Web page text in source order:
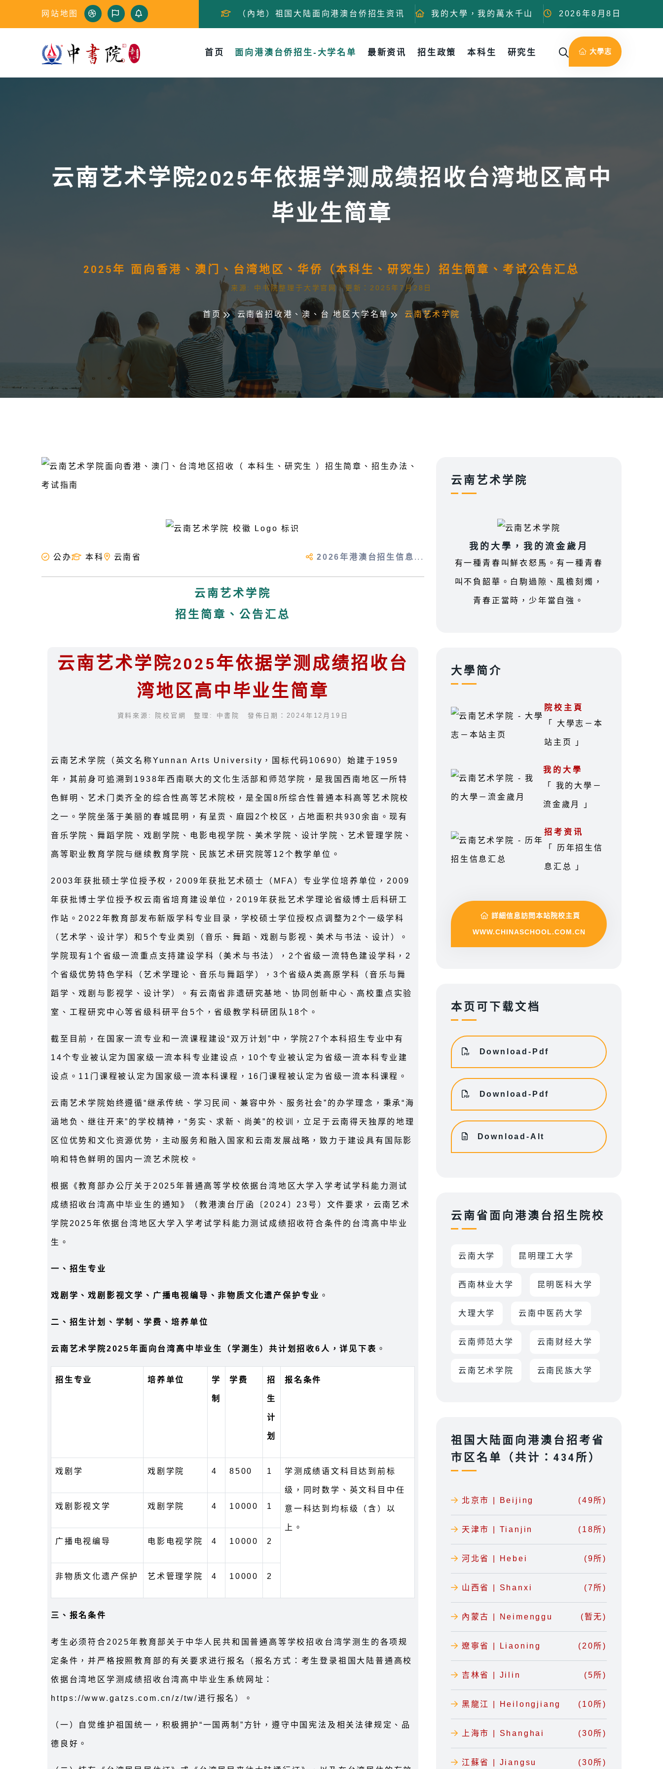
网站地图 （內地）祖国大陆面向港澳台侨招生资讯 我的大學，我的萬水千山 2026年8月8日
首页 面向港澳台侨招生-大学名单 最新资讯 招生政策 本科生 研究生 大學志
云南艺术学院2025年依据学测成绩招收台湾地区高中
毕业生简章
2025年 面向香港、澳门、台湾地区、华侨（本科生、研究生）招生简章、考试公告汇总
来源: 中书院整理于大学官网 更新：2025年7月28日
首页 云南省招收港、澳、台 地区大学名单 云南艺术学院
公办 本科 云南省 2026年港澳台招生信息 ...
云南艺术学院
招生简章、公告汇总
云南艺术学院2025年依据学测成绩招收台
湾地区高中毕业生简章
資料來源: 院校官網 整理: 中書院 發佈日期：2024年12月19日
云南艺术学院（英文名称Yunnan Arts University，国标代码10690）始建于1959
年，其前身可追溯到1938年西南联大的文化生活部和师范学院，是我国西南地区一所特
色鲜明、艺术门类齐全的综合性高等艺术院校，是全国8所综合性普通本科高等艺术院校
之一。学院坐落于美丽的春城昆明，有呈贡、麻园2个校区，占地面积共930余亩。现有
音乐学院、舞蹈学院、戏剧学院、电影电视学院、美术学院、设计学院、艺术管理学院、
高等职业教育学院与继续教育学院、民族艺术研究院等12个教学单位。
2003年获批硕士学位授予权，2009年获批艺术硕士（MFA）专业学位培养单位，2009
年获批博士学位授予权云南省培育建设单位，2019年获批艺术学理论省级博士后科研工
作站。2022年教育部发布新版学科专业目录，学校硕士学位授权点调整为2个一级学科
（艺术学、设计学）和5个专业类别（音乐、舞蹈、戏剧与影视、美术与书法、设计）。
学院现有1个省级一流重点支持建设学科（美术与书法），2个省级一流特色建设学科，2
个省级优势特色学科（艺术学理论、音乐与舞蹈学），3个省级A类高原学科（音乐与舞
蹈学、戏剧与影视学、设计学）。有云南省非遗研究基地、协同创新中心、高校重点实验
室、工程研究中心等省级科研平台5个，省级教学科研团队18个。
截至目前，在国家一流专业和一流课程建设“双万计划”中，学院27个本科招生专业中有
14个专业被认定为国家级一流本科专业建设点，10个专业被认定为省级一流本科专业建
设点。11门课程被认定为国家级一流本科课程，16门课程被认定为省级一流本科课程。
云南艺术学院始终遵循“继承传统、学习民间、兼容中外、服务社会”的办学理念，秉承“海
涵地负、继往开来”的学校精神，“务实、求新、尚美”的校训，立足于云南得天独厚的地理
区位优势和文化资源优势，主动服务和融入国家和云南发展战略，致力于建设具有国际影
响和特色鲜明的国内一流艺术院校。
根据《教育部办公厅关于2025年普通高等学校依据台湾地区大学入学考试学科能力测试
成绩招收台湾高中毕业生的通知》（教港澳台厅函〔2024〕23号）文件要求，云南艺术
学院2025年依据台湾地区大学入学考试学科能力测试成绩招收符合条件的台湾高中毕业
生。
一、招生专业
戏剧学、戏剧影视文学、广播电视编导、非物质文化遗产保护专业 。
二、招生计划、学制、学费、培养单位
云南艺术学院2025年面向台湾高中毕业生（学测生）共计划招收6人，详见下表 。
招生专业 培养单位 学
制
学费 招
生
计
划
报名条件
戏剧学 戏剧学院 4 8500 1 学测成绩语文科目达到前标
级，同时数学、英文科目中任
意一科达到均标级（含）以
上。
戏剧影视文学 戏剧学院 4 10000 1
广播电视编导 电影电视学院 4 10000 2
非物质文化遗产保护 艺术管理学院 4 10000 2
三、报名条件
考生必须符合2025年教育部关于中华人民共和国普通高等学校招收台湾学测生的各项规
定条件，并严格按照教育部的有关要求进行报名（报名方式：考生登录祖国大陆普通高校
依据台湾地区学测成绩招收台湾高中毕业生系统网址：
https://www.gatzs.com.cn/z/tw/进行报名）。
（一）自觉维护祖国统一，积极拥护“一国两制”方针，遵守中国宪法及相关法律规定、品
德良好。
云南艺术学院
我的大學，我的流金歲月
有一種青春叫鮮衣怒馬。有一種青春
叫不負韶華。白駒過隙、風檐刻燭，
青春正當時，少年當自強。
大學简介
院校主頁
「 大學志－本
站主页 」
我的大學
「 我的大學－
流金歲月 」
招考资讯
「 历年招生信
息汇总 」
詳細信息訪問本站院校主頁
WWW.CHINASCHOOL.COM.CN
本页可下载文档
Download-Pdf
Download-Pdf
Download-Alt
云南省面向港澳台招生院校
云南大学 昆明理工大学
西南林业大学 昆明医科大学
大理大学 云南中医药大学
云南师范大学 云南财经大学
云南艺术学院 云南民族大学
祖国大陆面向港澳台招考省
市区名单（共计：434所）
北京市 | Beijing (49所)
天津市 | Tianjin (18所)
河北省 | Hebei (9所)
山西省 | Shanxi (7所)
內蒙古 | Neimenggu (暂无)
遼寧省 | Liaoning (20所)
吉林省 | Jilin (5所)
黑龍江 | Heilongjiang (10所)
上海市 | Shanghai (30所)
江蘇省 | Jiangsu (30所)